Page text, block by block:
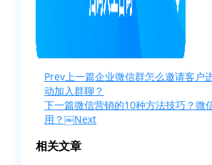
Prev上一篇企业微信群怎么邀请客户
动加入群聊？
下一篇微信营销的10种方法技巧？微
用？￼Next
相关文章